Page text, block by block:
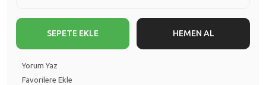
SEPETE EKLE HEMEN AL
Yorum Yaz